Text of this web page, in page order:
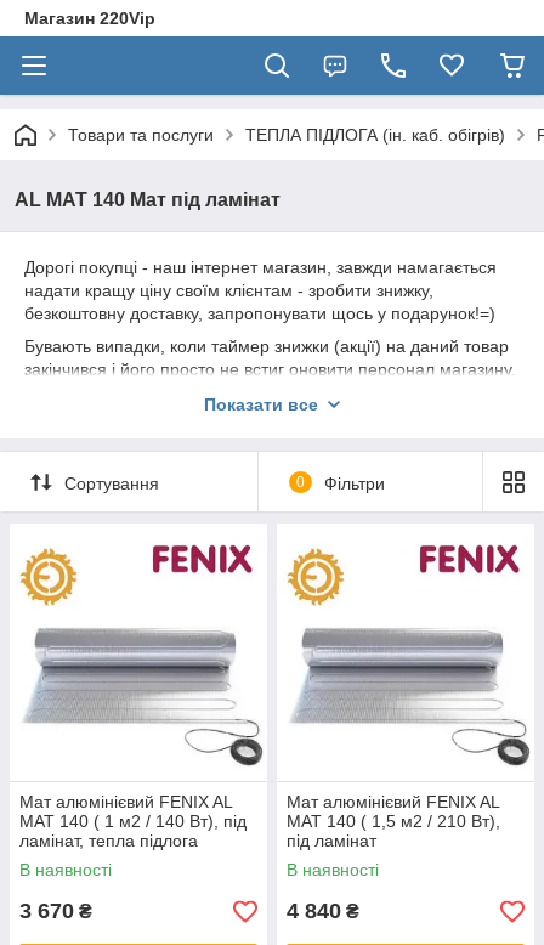
Магазин 220Vip
Товари та послуги ТЕПЛА ПІДЛОГА (ін. каб. обігрів)
AL MAT 140 Мат під ламінат
Дорогі покупці - наш інтернет магазин, завжди намагається
надати кращу ціну своїм клієнтам - зробити знижку,
безкоштовну доставку, запропонувати щось у подарунок!=)
Бувають випадки, коли таймер знижки (акції) на даний товар
закінчився і його просто не встиг оновити персонал магазину,
покупку даного товару не у нас, зателефонуйте нам і раніше
- дізнайтеся свою індивідуальну" ціну, або
ЗНИЖКУ=)
Показати все
Сортування 0 Фільтри
Мат алюмінієвий FENIX AL
MAT 140 ( 1 м2 / 140 Вт), під
ламінат, тепла підлога
електричний Фенікс
В наявності
3 670 ₴
Мат алюмінієвий FENIX AL
MAT 140 ( 1,5 м2 / 210 Вт),
під ламінат
В наявності
4 840 ₴